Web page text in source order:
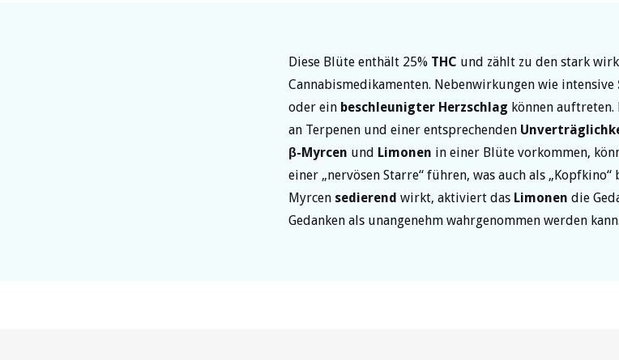
Diese Blüte enthält 25% THC und zählt zu den stark
Cannabismedikamenten. Nebenwirkungen wie intensive
oder ein beschleunigter Herzschlag können auftreten.
an Terpenen und einer entsprechenden
β-Myrcen und Limonen in einer Blüte vorkommen,
einer „nervösen Starre“ führen, was auch als
Myrcen sedierend wirkt, aktiviert das Limonen die
Gedanken als unangenehm wahrgenommen werden kann.